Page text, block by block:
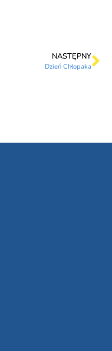
NASTĘPNY
Dzień Chłopaka